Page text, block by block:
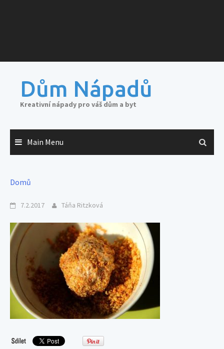
Dům Nápadů
Kreativní nápady pro váš dům a byt
Main Menu
Domů
7.2.2017 Táňa Ritzková